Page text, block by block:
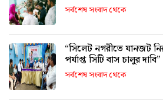
সর্বশেষ সংবাদ থেকে
“সিলেট নগরীতে যানজট
পর্যাপ্ত সিটি বাস চালুর দাবি”
সর্বশেষ সংবাদ থেকে